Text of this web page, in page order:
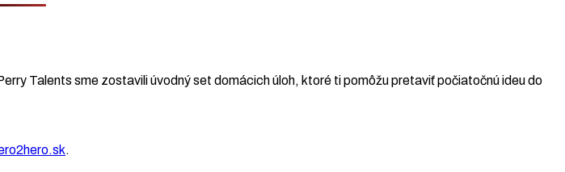
Talents sme zostavili úvodný set domácich úloh, ktoré ti pomôžu pretaviť počiatočnú ideu do
.